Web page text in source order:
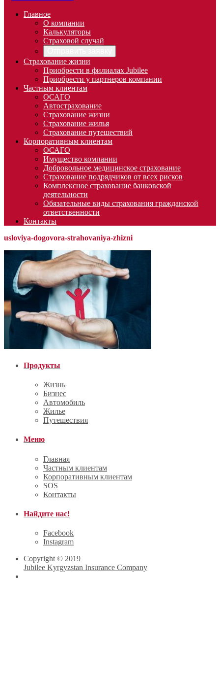
Главное
О компании
Калькуляторы
Страховой случай
Страхование жизни
Приобрести в филиалах Jubilee
Приобрести у партнеров компании
Частным клиентам
ОСАГО
Автострахование
Страхование жизни
Страхование жилья
Страхование путешествий
Корпоративным клиентам
ОСАГО
Имущество компании
Добровольное медицинское страхование
Страхование подрядчиков от всех рисков
Комплексное страхование банковской
деятельности
Обязательные виды страхования гражданской
ответственности
Контакты
usloviya-dogovora-strahovaniya-zhizni
Продукты
Жизнь
Бизнес
Автомобиль
Жилье
Путешествия
Меню
Главная
Частным клиентам
Корпоративным клиентам
SOS
Контакты
Найдите нас!
Facebook
Instagram
Copyright © 2019
Jubilee Kyrgyzstan Insurance Company